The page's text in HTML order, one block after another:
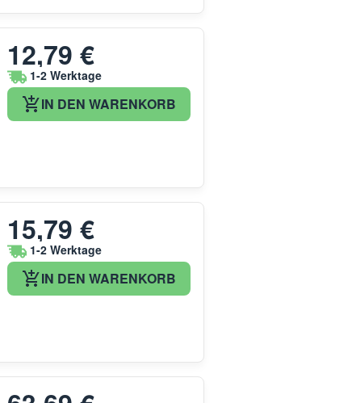
12,79 €
1-2 Werktage
IN DEN WARENKORB
15,79 €
1-2 Werktage
IN DEN WARENKORB